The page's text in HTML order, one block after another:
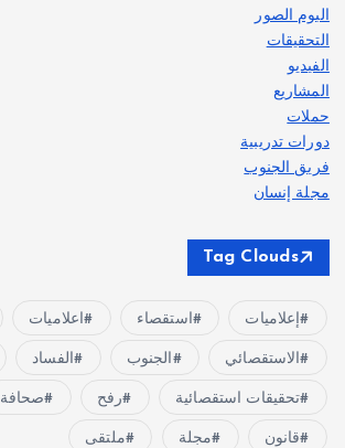
البوم الصور
التحقيقات
الفيديو
المشاريع
حملات
دورات تدريبية
فريق الجنوب
مجلة إنسان
Tag Clouds
إعلاميات استقصاء اعلاميات
الاستقصائي الجنوب الفساد
تحقيقات استقصائية رفح صحافة
قانون مجلة ملتقى